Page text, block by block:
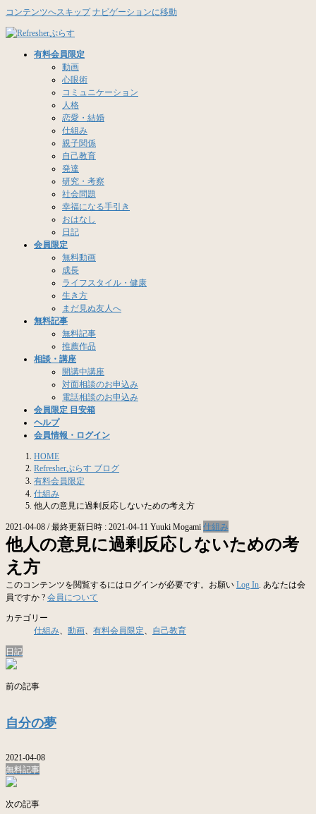
コンテンツへスキップナビゲーションに移動
有料会員限定
動画
心眼術
コミュニケーション
人格
恋愛・結婚
仕組み
親子関係
自己教育
発達
研究・考察
社会問題
幸福になる手引き
おはなし
日記
会員限定
無料動画
成長
ライフスタイル・健康
生き方
まだ見ぬ友人へ
無料記事
無料記事
推薦作品
相談・講座
開講中講座
対面相談のお申込み
電話相談のお申込み
会員限定 目安箱
ヘルプ
会員情報・ログイン
HOME
Refresherぷらす ブログ
有料会員限定
仕組み
他人の意見に過剰反応しないための考え方
2021-04-08 / 最終更新日時 : 2021-04-11 Yuuki Mogami 仕組み
他人の意見に過剰反応しないための考
え方
このコンテンツを閲覧するにはログインが必要です。お願い Log In. あなたは会
員ですか ? 会員について
カテゴリー
仕組み、 動画、 有料会員限定、 自己教育
日記
前の記事
自分の夢
2021-04-08
無料記事
次の記事